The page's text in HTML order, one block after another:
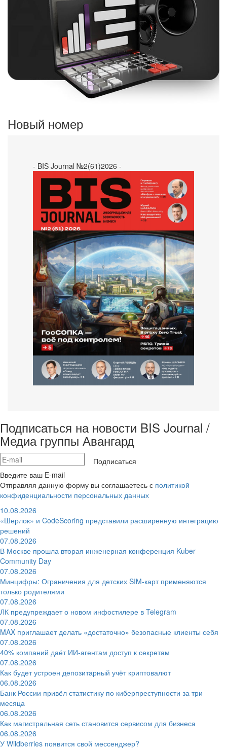
Новый номер
- BIS Journal №2(61)2026 -
Подписаться на новости BIS Journal /
Медиа группы Авангард
Подписаться
Введите ваш E-mail
Отправляя данную форму вы соглашаетесь с политикой
конфиденциальности персональных данных
10.08.2026
«Шерлок» и CodeScoring представили расширенную интеграцию
решений
07.08.2026
В Москве прошла вторая инженерная конференция Kuber
Community Day
07.08.2026
Минцифры: Ограничения для детских SIM-карт применяются
только родителями
07.08.2026
ЛК предупреждает о новом инфостилере в Telegram
07.08.2026
MAX приглашает делать «достаточно» безопасные клиенты себя
07.08.2026
40% компаний даёт ИИ‑агентам доступ к секретам
07.08.2026
Как будет устроен депозитарный учёт криптовалют
06.08.2026
Банк России привёл статистику по киберпреступности за три
месяца
06.08.2026
Как магистральная сеть становится сервисом для бизнеса
06.08.2026
У Wildberries появится свой мессенджер?